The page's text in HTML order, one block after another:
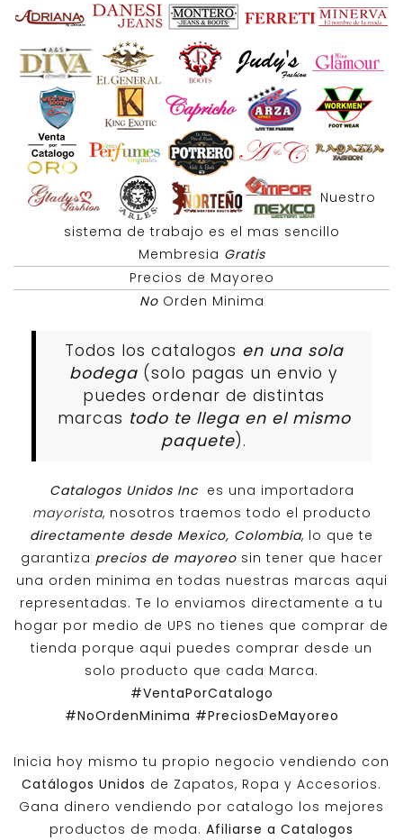
Nuestro
sistema de trabajo es el mas sencillo
Membresia Gratis
Precios de Mayoreo
NoOrden Minima
Todos los catalogos en una sola
bodega (solo pagas un envio y
puedes ordenar de distintas
marcas todo te llega en el mismo
paquete).
Catalogos Unidos Inc es una importadora
mayorista, nosotros traemos todo el producto
directamente desde Mexico, Colombia, lo que te
garantiza precios de mayoreosin tener que hacer
una orden minima en todas nuestras marcas aqui
representadas. Te lo enviamos directamente a tu
hogar por medio de UPS no tienes que comprar de
tienda porque aqui puedes comprar desde un
solo producto que cada Marca.
#VentaPorCatalogo
#NoOrdenMinima #PreciosDeMayoreo
Inicia hoy mismo tu propio negocio vendiendo con
Catálogos Unidos de Zapatos, Ropa y Accesorios.
Gana dinero vendiendo por catalogo los mejores
productos de moda. Afiliarse a Catalogos